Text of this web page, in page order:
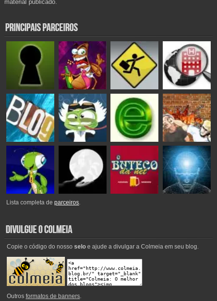
material publicado.
Lista completa deparceiros.
Copie o código do nosso seloe ajude a divulgar a Colmeia em seu blog.
Outros formatos de banners.